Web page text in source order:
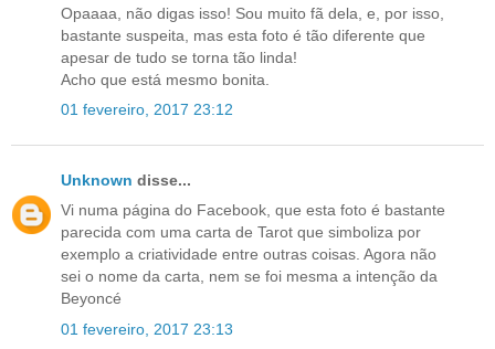
Opaaaa, não digas isso! Sou muito fã dela, e, por isso,
bastante suspeita, mas esta foto é tão diferente que
apesar de tudo se torna tão linda!
Acho que está mesmo bonita.
01 fevereiro, 2017 23:12
Unknown disse...
Vi numa página do Facebook, que esta foto é bastante
parecida com uma carta de Tarot que simboliza por
exemplo a criatividade entre outras coisas. Agora não
sei o nome da carta, nem se foi mesma a intenção da
Beyoncé
01 fevereiro, 2017 23:13